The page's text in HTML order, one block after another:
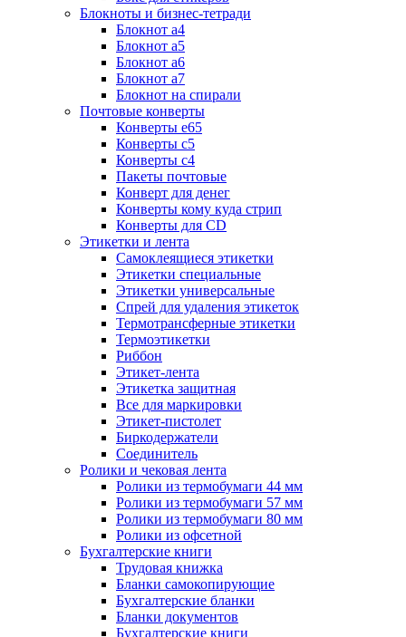
Блокноты и бизнес-тетради
Блокнот а4
Блокнот а5
Блокнот а6
Блокнот а7
Блокнот на спирали
Почтовые конверты
Конверты е65
Конверты с5
Конверты с4
Пакеты почтовые
Конверт для денег
Конверты кому куда стрип
Конверты для CD
Этикетки и лента
Самоклеящиеся этикетки
Этикетки специальные
Этикетки универсальные
Спрей для удаления этикеток
Термотрансферные этикетки
Термоэтикетки
Риббон
Этикет-лента
Этикетка защитная
Все для маркировки
Этикет-пистолет
Биркодержатели
Соединитель
Ролики и чековая лента
Ролики из термобумаги 44 мм
Ролики из термобумаги 57 мм
Ролики из термобумаги 80 мм
Ролики из офсетной
Бухгалтерские книги
Трудовая книжка
Бланки самокопирующие
Бухгалтерские бланки
Бланки документов
Бухгалтерские книги